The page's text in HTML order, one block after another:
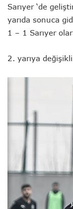
Sarıyer ‘de
yarıda sonuca
1 – 1 Sarıyer
2. yarıya